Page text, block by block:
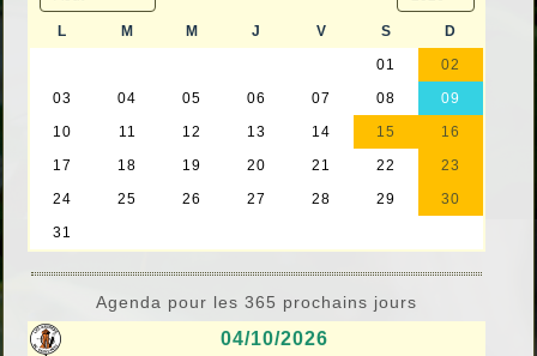
Agenda pour les 365 prochains jours
04/10/2026